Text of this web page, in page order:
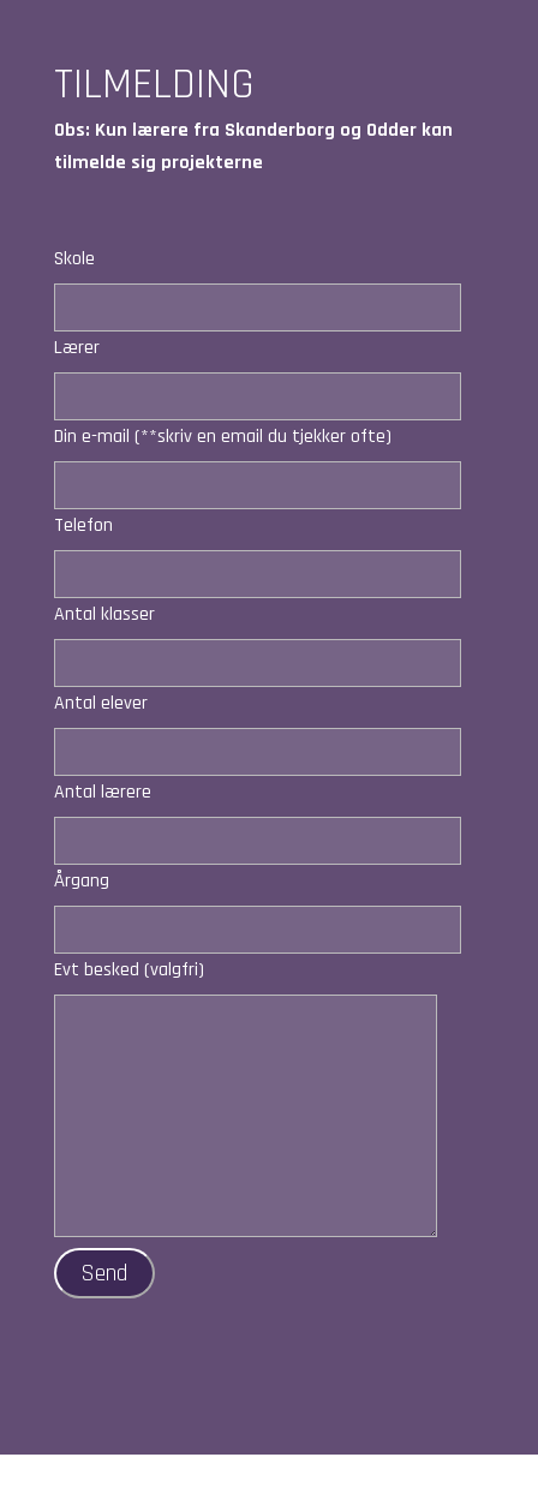
TILMELDING
Obs: Kun lærere fra Skanderborg og Odder kan
tilmelde sig projekterne
Skole
Lærer
Din e-mail (**skriv en email du tjekker ofte)
Telefon
Antal klasser
Antal elever
Antal lærere
Årgang
Evt besked (valgfri)